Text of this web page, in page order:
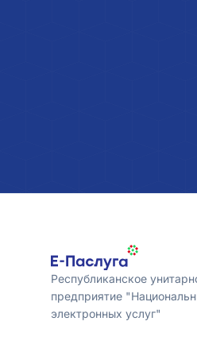
Республиканское
предприятие
электронных услуг"